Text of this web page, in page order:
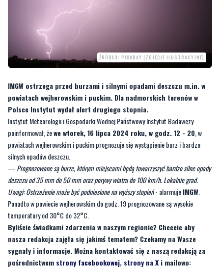
ŹRÓDŁO: PIXABAY (ZDJĘCIE ILUSTRACYJNE)
IMGW ostrzega przed burzami i silnymi opadami deszczu m.in. w
powiatach wejherowskim i puckim. Dla nadmorskich terenów w
Polsce Instytut wydał alert drugiego stopnia.
Instytut Meteorologii i Gospodarki Wodnej Państwowy Instytut Badawczy
poinformował, żewe wtorek, 16 lipca 2024 roku, w godz. 12 - 20, w
powiatach wejherowskim i puckim prognozuje się wystąpienie burz i bardzo
silnych opadów deszczu.
— Prognozowane są burze, którym miejscami będą towarzyszyć bardzo silne opady
deszczu od 35 mm do 50 mm oraz porywy wiatru do 100 km/h. Lokalnie grad.
Uwagi: Ostrzeżenie może być podniesione na wyższy stopień- alarmujeIMGW.
Ponadto w powiecie wejherowskim do godz. 19 prognozowane są wysokie
temperatury od 30°C do 32°C.
Byliście świadkami zdarzenia w naszym regionie? Chcecie aby
nasza redakcja zajęła się jakimś tematem? Czekamy na Wasze
sygnały i informacje. Można kontaktować się z naszą redakcją za
pośrednictwem strony facebookowej, strony na X i mailowo: